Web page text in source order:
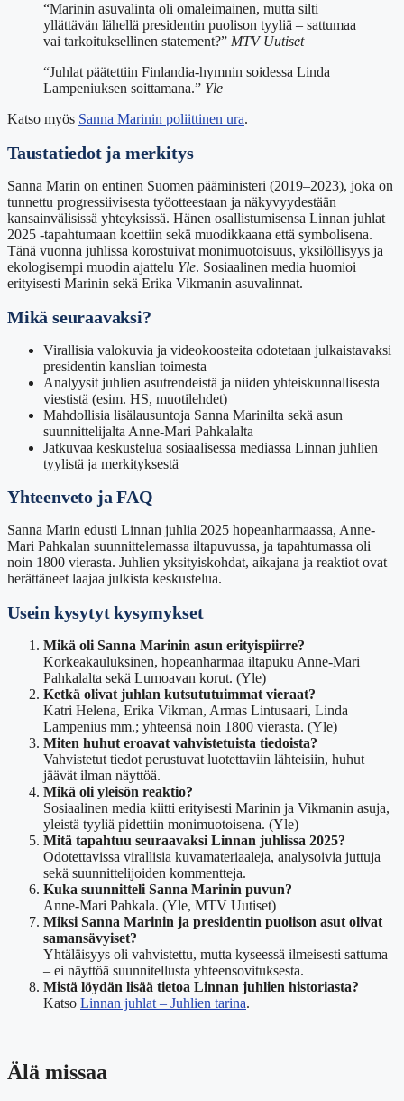
“Marinin asuvalinta oli omaleimainen, mutta silti
yllättävän lähellä presidentin puolison tyyliä – sattumaa
vai tarkoituksellinen statement?” MTV Uutiset
“Juhlat päätettiin Finlandia-hymnin soidessa Linda
Lampeniuksen soittamana.” Yle
Katso myös Sanna Marinin poliittinen ura.
Taustatiedot ja merkitys
Sanna Marin on entinen Suomen pääministeri (2019–2023), joka on
tunnettu progressiivisesta työotteestaan ja näkyvyydestään
kansainvälisissä yhteyksissä. Hänen osallistumisensa Linnan juhlat
2025 -tapahtumaan koettiin sekä muodikkaana että symbolisena.
Tänä vuonna juhlissa korostuivat monimuotoisuus, yksilöllisyys ja
ekologisempi muodin ajattelu Yle. Sosiaalinen media huomioi
erityisesti Marinin sekä Erika Vikmanin asuvalinnat.
Mikä seuraavaksi?
Virallisia valokuvia ja videokoosteita odotetaan julkaistavaksi
presidentin kanslian toimesta
Analyysit juhlien asutrendeistä ja niiden yhteiskunnallisesta
viestistä (esim. HS, muotilehdet)
Mahdollisia lisälausuntoja Sanna Marinilta sekä asun
suunnittelijalta Anne-Mari Pahkalalta
Jatkuvaa keskustelua sosiaalisessa mediassa Linnan juhlien
tyylistä ja merkityksestä
Yhteenveto ja FAQ
Sanna Marin edusti Linnan juhlia 2025 hopeanharmaassa, Anne-
Mari Pahkalan suunnittelemassa iltapuvussa, ja tapahtumassa oli
noin 1800 vierasta. Juhlien yksityiskohdat, aikajana ja reaktiot ovat
herättäneet laajaa julkista keskustelua.
Usein kysytyt kysymykset
Mikä oli Sanna Marinin asun erityispiirre?
Korkeakauluksinen, hopeanharmaa iltapuku Anne-Mari
Pahkalalta sekä Lumoavan korut. (Yle)
Ketkä olivat juhlan kutsututuimmat vieraat?
Katri Helena, Erika Vikman, Armas Lintusaari, Linda
Lampenius mm.; yhteensä noin 1800 vierasta. (Yle)
Miten huhut eroavat vahvistetuista tiedoista?
Vahvistetut tiedot perustuvat luotettaviin lähteisiin, huhut
jäävät ilman näyttöä.
Mikä oli yleisön reaktio?
Sosiaalinen media kiitti erityisesti Marinin ja Vikmanin asuja,
yleistä tyyliä pidettiin monimuotoisena. (Yle)
Mitä tapahtuu seuraavaksi Linnan juhlissa 2025?
Odotettavissa virallisia kuvamateriaaleja, analysoivia juttuja
sekä suunnittelijoiden kommentteja.
Kuka suunnitteli Sanna Marinin puvun?
Anne-Mari Pahkala. (Yle, MTV Uutiset)
Miksi Sanna Marinin ja presidentin puolison asut olivat
samansävyiset?
Yhtäläisyys oli vahvistettu, mutta kyseessä ilmeisesti sattuma
– ei näyttöä suunnitellusta yhteensovituksesta.
Mistä löydän lisää tietoa Linnan juhlien historiasta?
Katso Linnan juhlat – Juhlien tarina.
Älä missaa